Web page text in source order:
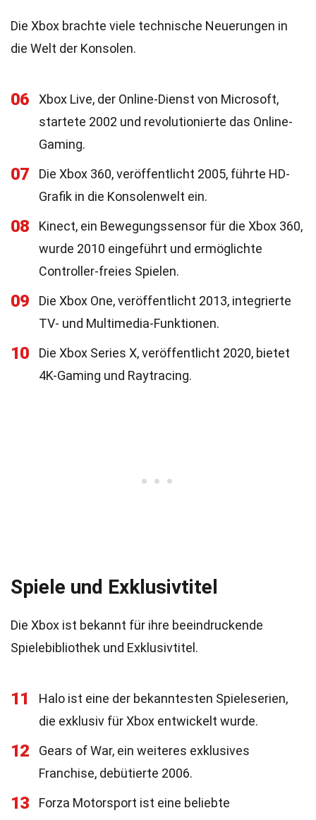
Die Xbox brachte viele technische Neuerungen in
die Welt der Konsolen.
06
Xbox Live, der Online-Dienst von Microsoft,
startete 2002 und revolutionierte das Online-
Gaming.
07
Die Xbox 360, veröffentlicht 2005, führte HD-
Grafik in die Konsolenwelt ein.
08
Kinect, ein Bewegungssensor für die Xbox 360,
wurde 2010 eingeführt und ermöglichte
Controller-freies Spielen.
09
Die Xbox One, veröffentlicht 2013, integrierte
TV- und Multimedia-Funktionen.
10
Die Xbox Series X, veröffentlicht 2020, bietet
4K-Gaming und Raytracing.
Spiele und Exklusivtitel
Die Xbox ist bekannt für ihre beeindruckende
Spielebibliothek und Exklusivtitel.
11
Halo ist eine der bekanntesten Spieleserien,
die exklusiv für Xbox entwickelt wurde.
12
Gears of War, ein weiteres exklusives
Franchise, debütierte 2006.
13
Forza Motorsport ist eine beliebte